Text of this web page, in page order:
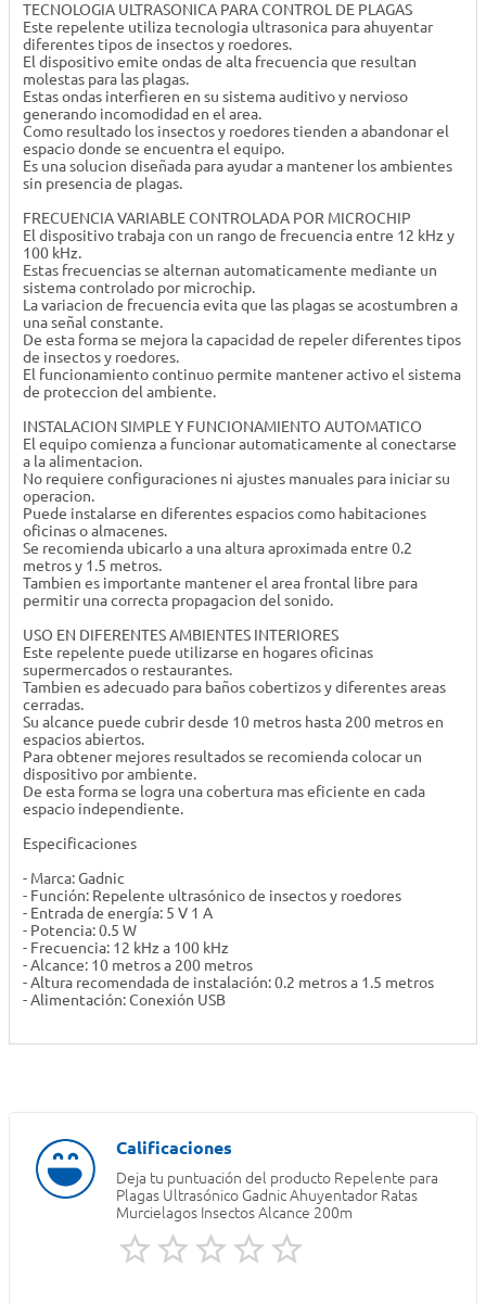
TECNOLOGIA ULTRASONICA PARA CONTROL DE PLAGAS
Este repelente utiliza tecnologia ultrasonica para ahuyentar
diferentes tipos de insectos y roedores.
El dispositivo emite ondas de alta frecuencia que resultan
molestas para las plagas.
Estas ondas interfieren en su sistema auditivo y nervioso
generando incomodidad en el area.
Como resultado los insectos y roedores tienden a abandonar el
espacio donde se encuentra el equipo.
Es una solucion diseñada para ayudar a mantener los ambientes
sin presencia de plagas.
FRECUENCIA VARIABLE CONTROLADA POR MICROCHIP
El dispositivo trabaja con un rango de frecuencia entre 12 kHz y
100 kHz.
Estas frecuencias se alternan automaticamente mediante un
sistema controlado por microchip.
La variacion de frecuencia evita que las plagas se acostumbren a
una señal constante.
De esta forma se mejora la capacidad de repeler diferentes tipos
de insectos y roedores.
El funcionamiento continuo permite mantener activo el sistema
de proteccion del ambiente.
INSTALACION SIMPLE Y FUNCIONAMIENTO AUTOMATICO
El equipo comienza a funcionar automaticamente al conectarse
a la alimentacion.
No requiere configuraciones ni ajustes manuales para iniciar su
operacion.
Puede instalarse en diferentes espacios como habitaciones
oficinas o almacenes.
Se recomienda ubicarlo a una altura aproximada entre 0.2
metros y 1.5 metros.
Tambien es importante mantener el area frontal libre para
permitir una correcta propagacion del sonido.
USO EN DIFERENTES AMBIENTES INTERIORES
Este repelente puede utilizarse en hogares oficinas
supermercados o restaurantes.
Tambien es adecuado para baños cobertizos y diferentes areas
cerradas.
Su alcance puede cubrir desde 10 metros hasta 200 metros en
espacios abiertos.
Para obtener mejores resultados se recomienda colocar un
dispositivo por ambiente.
De esta forma se logra una cobertura mas eficiente en cada
espacio independiente.
Especificaciones
- Marca: Gadnic
- Función: Repelente ultrasónico de insectos y roedores
- Entrada de energía: 5 V 1 A
- Potencia: 0.5 W
- Frecuencia: 12 kHz a 100 kHz
- Alcance: 10 metros a 200 metros
- Altura recomendada de instalación: 0.2 metros a 1.5 metros
- Alimentación: Conexión USB
Deja tu puntuación del producto Repelente para
Plagas Ultrasónico Gadnic Ahuyentador Ratas
Murcielagos Insectos Alcance 200m